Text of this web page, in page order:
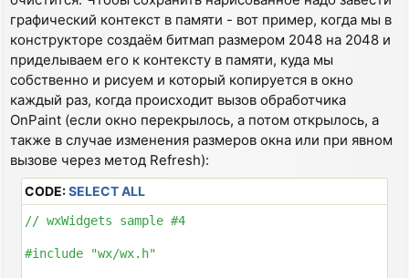
const
#include "icon16x16.xpm"
MyFrame::MyFrame(const wxString& title) :
{
  SetIcon(wxIcon(icon16x16_xpm));
  wxMenu *fileMenu = new wxMenu;
  wxMenu *helpMenu = new wxMenu;
helpMenu->Append(wxID_ABOUT,
fileMenu->Append(wxID_EXIT, wxT("E&xit...\tAlt-
  wxMenuBar *menuBar = new wxMenuBar();
  menuBar->Append(fileMenu, wxT("&File"));
  menuBar->Append(helpMenu, wxT("&Help"));
  SetMenuBar(menuBar);
  CreateStatusBar(2);
  frame->Show(true);
  return true;
}
BEGIN_EVENT_TABLE(MyFrame, wxFrame)
  EVT_MENU(wxID_ABOUT, MyFrame::OnAbout)
  EVT_MENU(wxID_EXIT,  MyFrame::OnQuit)
  EVT_SIZE(            MyFrame::OnSize)
  EVT_MOTION(          MyFrame::OnMotion)
END_EVENT_TABLE()
void MyFrame::OnAbout(wxCommandEvent& event)
{
  wxString msg;
wxMessageBox(msg, wxT("About wxWidgets"), wxOK |
графический контекст в памяти - вот пример, когда мы в
конструкторе создаём битмап размером 2048 на 2048 и
приделываем его к контексту в памяти, куда мы
собственно и рисуем и который копируется в окно
каждый раз, когда происходит вызов обработчика
OnPaint (если окно перекрылось, а потом открылось, а
также в случае изменения размеров окна или при явном
вызове через метод Refresh):
CODE:SELECT ALL
// wxWidgets sample #4
#include "wx/wx.h"